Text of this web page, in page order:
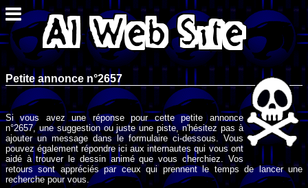
Petite annonce n°2657
Si vous avez une réponse pour cette petite annonce
n°2657, une suggestion ou juste une piste, n'hésitez pas à
ajouter un message dans le formulaire ci-dessous. Vous
pouvez également répondre ici aux internautes qui vous ont
aidé à trouver le dessin animé que vous cherchiez. Vos
retours sont appréciés par ceux qui prennent le temps de lancer une
recherche pour vous.